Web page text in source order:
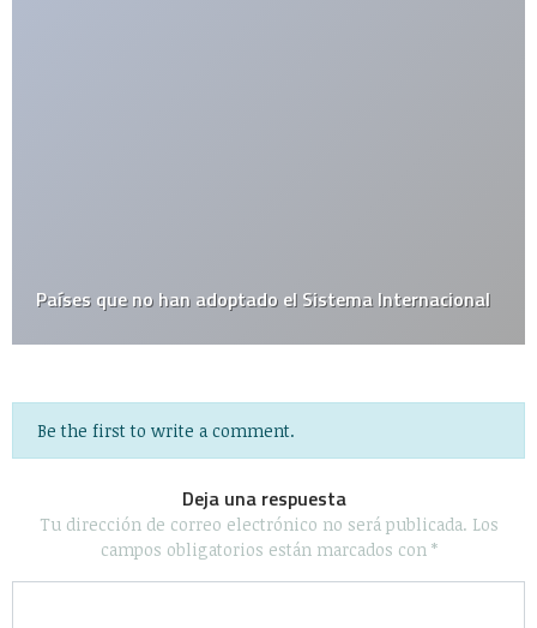
Un pueblillo Austriaco, llamado “Fucking”
Be the first to write a comment.
Deja una respuesta
Tu dirección de correo electrónico no será publicada. Los
campos obligatorios están marcados con *